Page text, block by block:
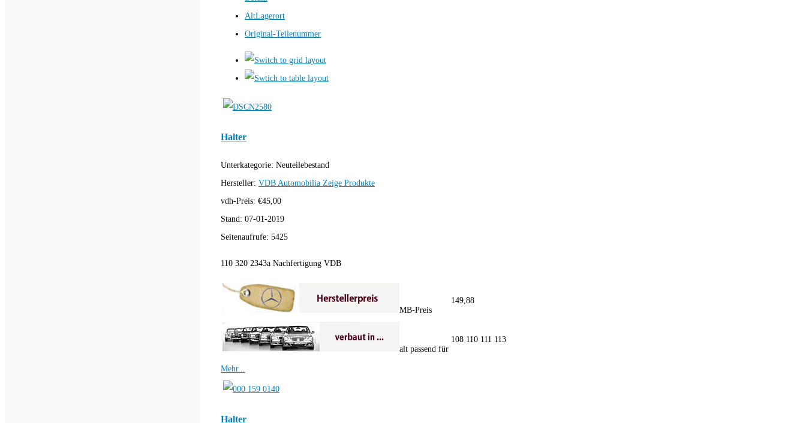
AltLagerort
Original-Teilenummer
Halter
Unterkategorie: Neuteilebestand
Hersteller: VDB Automobilia Zeige Produkte
vdh-Preis: €45,00
Stand: 07-01-2019
Seitenaufrufe: 5425
110 320 2343a Nachfertigung VDB
MB-Preis
149,88
alt passend für
108 110 111 113
Mehr...
Halter